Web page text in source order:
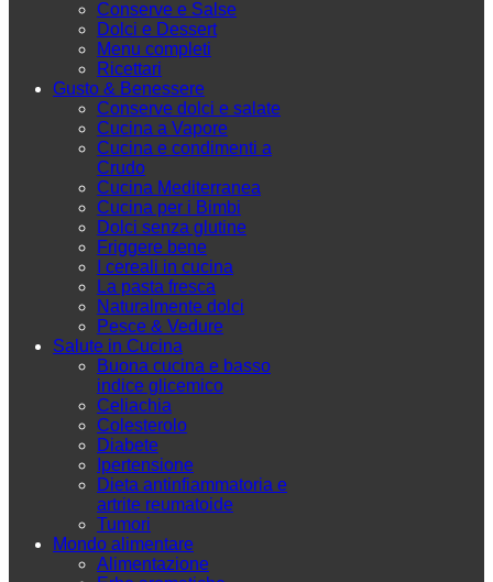
Conserve e Salse
Dolci e Dessert
Menu completi
Ricettari
Gusto & Benessere
Conserve dolci e salate
Cucina a Vapore
Cucina e condimenti a
Crudo
Cucina Mediterranea
Cucina per i Bimbi
Dolci senza glutine
Friggere bene
I cereali in cucina
La pasta fresca
Naturalmente dolci
Pesce & Vedure
Salute in Cucina
Buona cucina e basso
indice glicemico
Celiachia
Colesterolo
Diabete
Ipertensione
Dieta antinfiammatoria e
artrite reumatoide
Tumori
Mondo alimentare
Alimentazione